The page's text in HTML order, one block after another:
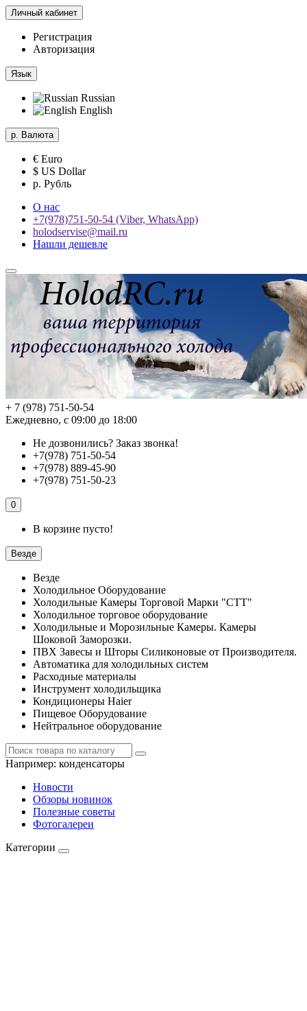
Личный кабинет
Регистрация
Авторизация
Язык
Russian
English
р. Валюта
€ Euro
$ US Dollar
р. Рубль
О нас
+7(978)751-50-54 (Viber, WhatsApp)
holodservise@mail.ru
Нашли дешевле
+ 7 (978) 751-50-54
Ежедневно, с 09:00 до 18:00
Не дозвонились? Заказ звонка!
+7(978) 751-50-54
+7(978) 889-45-90
+7(978) 751-50-23
0
В корзине пусто!
Везде
Везде
Холодильное Оборудование
Холодильные Камеры Торговой Марки "СТТ"
Холодильное торговое оборудование
Холодильные и Морозильные Камеры. Камеры
Шоковой Заморозки.
ПВХ Завесы и Шторы Силиконовые от Производителя.
Автоматика для холодильных систем
Расходные материалы
Инструмент холодильщика
Кондиционеры Haier
Пищевое Оборудование
Нейтральное оборудование
Например: конденсаторы
Новости
Обзоры новинок
Полезные советы
Фотогалереи
Категории